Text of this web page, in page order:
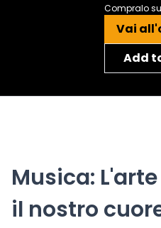
Compralo su
Vai
Add
Musica:
il nostro